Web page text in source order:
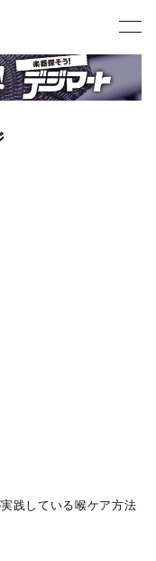
践している喉ケア⽅法